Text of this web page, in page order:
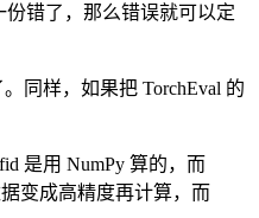
错了，那么错误就可以定
同样，如果把 TorchEval 的
是用 NumPy 算的，而
变成高精度再计算，而